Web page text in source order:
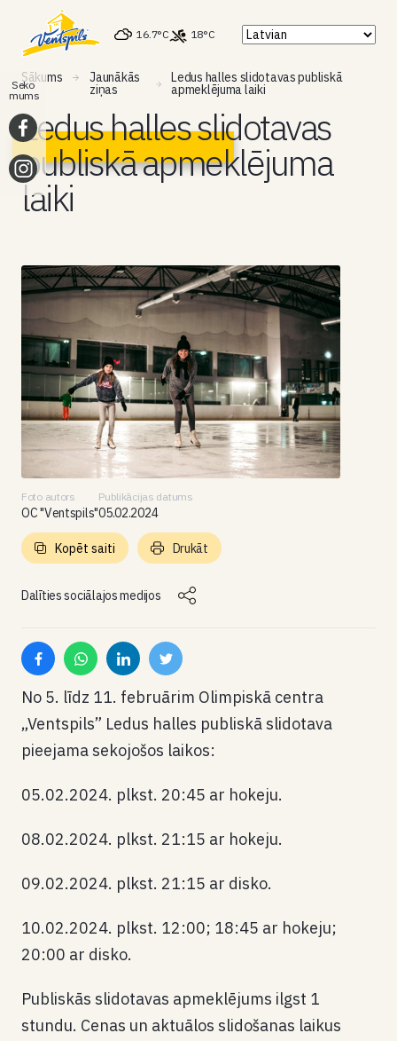
16.7°C 18°C
Sākums Jaunākās
ziņas
Ledus halles slidotavas publiskā
apmeklējuma laiki
Ledus halles slidotavas
publiskā apmeklējuma
laiki
Foto autors
OC "Ventspils"
Publikācijas datums
05.02.2024
Dalīties sociālajos medijos
Kopēt saiti Drukāt
No 5. līdz 11. februārim Olimpiskā centra
„Ventspils” Ledus halles publiskā slidotava
pieejama sekojošos laikos:
05.02.2024. plkst. 20:45 ar hokeju.
08.02.2024. plkst. 21:15 ar hokeju.
09.02.2024. plkst. 21:15 ar disko.
10.02.2024. plkst. 12:00; 18:45 ar hokeju;
20:00 ar disko.
Publiskās slidotavas apmeklējums ilgst 1
stundu. Cenas un aktuālos slidošanas laikus
Seko
mums